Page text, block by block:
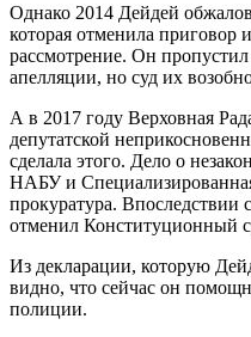
Однако 2014 Дейдей
которая отменила приговор
рассмотрение. Он
апелляции, но суд их
А в 2017 году Верховная
депутатской
сделала этого. Дело о
НАБУ и
прокуратура. Впоследствии
отменил Конституционный
Из декларации, которую
видно, что сейчас он
полиции.